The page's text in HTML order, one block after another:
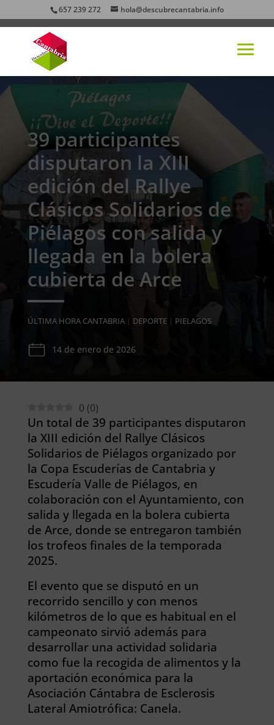
657 239 272 hola@descubrecantabria.info
39 participantes
disputaron la XIII
edición del Rallye
Clásicos Solidarios de
Piélagos con salida y
llegada en la bolera
cubierta de Arce
ÚLTIMA HORA CANTABRIA| DEPORTE| PIELAGOS
14 de enero de 2026
0 (0)
Un total de 39 participantes disputaron
la XIII edición del Rallye Clásicos
Solidarios de Piélagos organizado por
la Copa Escuderías de Cantabria y
Escudería Valle de Piélagos, en
colaboración con el Ayuntamiento, con
salida y llegada en la bolera cubierta
de Arce, donde se entregaron también
los trofeos finales de la temporada
2025.
El evento que se disputó en un
recorrido sencillo y con menos
kilómetros de lo que es habitual en el
campeonato sirvió además para
desarrollar una actividad solidaria
como fue la recogida de alimentos y la
aportación económica para la
Asociación Cántabra de Esclerosis
Lateral Amiotrófica: Canela.